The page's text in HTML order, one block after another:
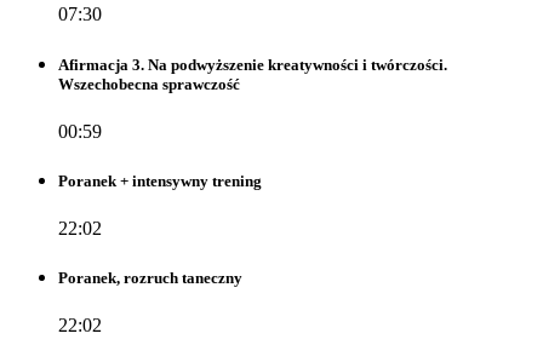
07:30
Afirmacja 3. Na podwyższenie kreatywności i twórczości.
Wszechobecna sprawczość
00:59
Poranek + intensywny trening
22:02
Poranek, rozruch taneczny
22:02